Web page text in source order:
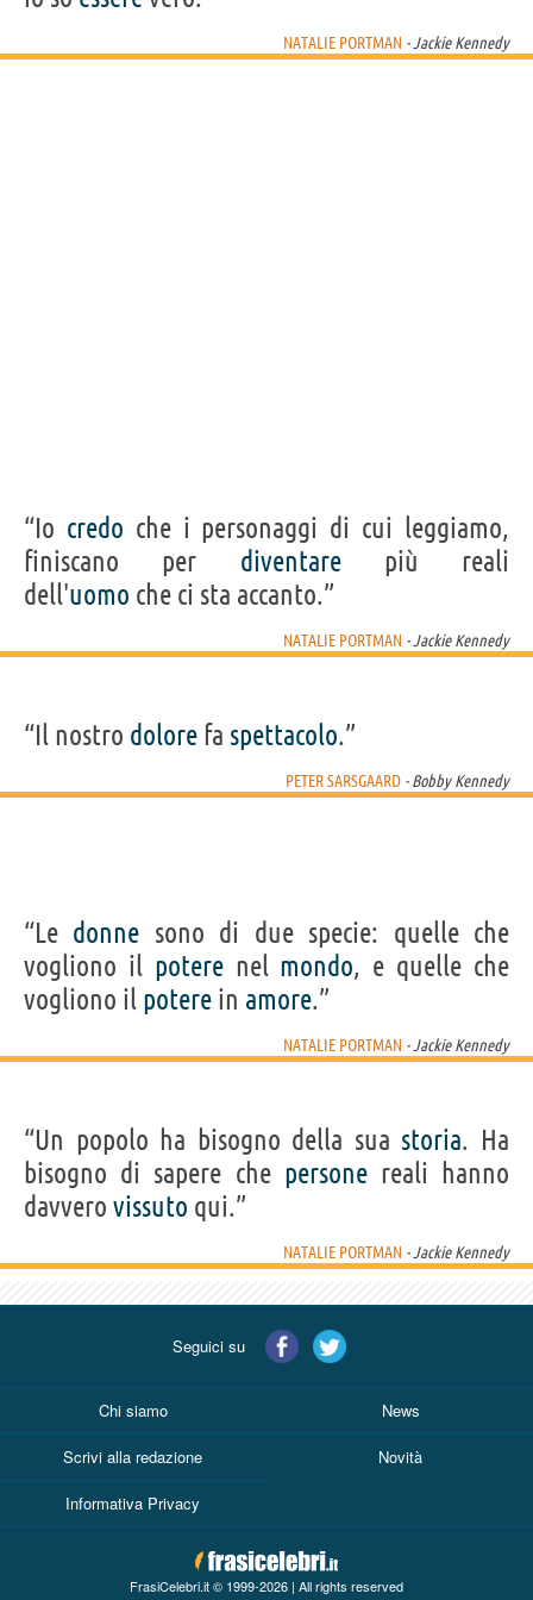
NATALIE PORTMAN - Jackie Kennedy
“Io credo che i personaggi di cui leggiamo,
finiscano per diventarepiù reali
dell'uomo che ci sta accanto.”
NATALIE PORTMAN - Jackie Kennedy
“Il nostro dolore fa spettacolo.”
PETER SARSGAARD - Bobby Kennedy
“Le donne sono di due specie: quelle che
vogliono il poterenel mondo, e quelle che
vogliono il potere in amore.”
NATALIE PORTMAN - Jackie Kennedy
“Un popolo ha bisogno della sua storia. Ha
bisogno di sapere che personereali hanno
davvero vissuto qui.”
NATALIE PORTMAN - Jackie Kennedy
Seguici su
Chi siamo News
Scrivi alla redazione Novità
Informativa Privacy
FrasiCelebri.it © 1999-2026 | All rights reserved